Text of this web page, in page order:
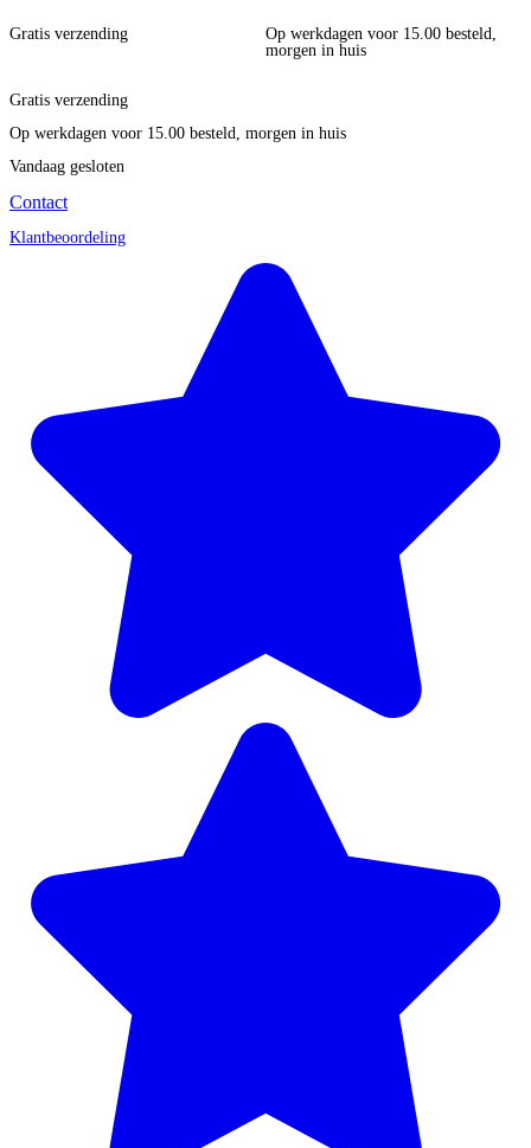
Gratis verzending
Op werkdagen voor 15.00 besteld,
morgen in huis
Gratis verzending
Op werkdagen voor 15.00 besteld, morgen in huis
Vandaag gesloten
Contact
Klantbeoordeling